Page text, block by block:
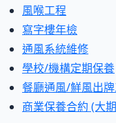
風喉工程
寫字樓年檢
通風系統維修
學校/機構定期保養
餐廳通風/鮮風出
商業保養合約 (大